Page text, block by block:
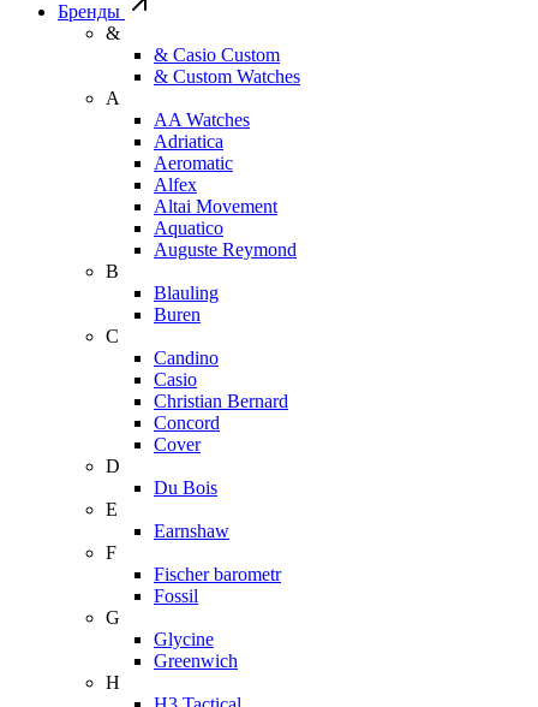
Бренды
&
& Casio Custom
& Custom Watches
A
AA Watches
Adriatica
Aeromatic
Alfex
Altai Movement
Aquatico
Auguste Reymond
B
Blauling
Buren
C
Candino
Casio
Christian Bernard
Concord
Cover
D
Du Bois
E
Earnshaw
F
Fischer barometr
Fossil
G
Glycine
Greenwich
H